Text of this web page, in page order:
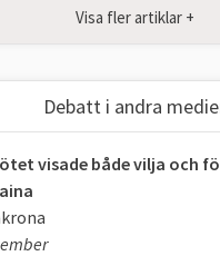
Visa fler artiklar +
Debatt i andra
visade både vilja och